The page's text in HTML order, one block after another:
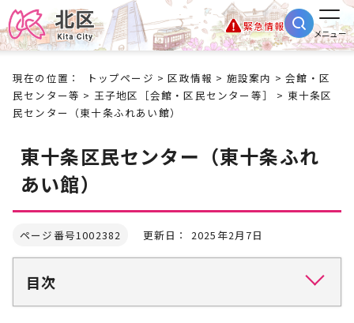
緊急情報
メニュー
現在の位置： トップページ >区政情報 > 施設案内 >会館・区
民センター等 > 王子地区［会館・区民センター等］
> 東十条区
民センター（東十条ふれあい館）
東十条区民センター（東十条ふれ
あい館）
ページ番号1002382 更新日： 2025年2月7日
目次